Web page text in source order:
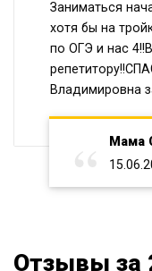
Заниматься
хотя бы на
по ОГЭ и нас
Владимировна
Мама
Отзывы за